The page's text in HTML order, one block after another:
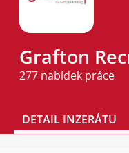
Grafton
277 nabídek práce
DETAIL INZERÁTU